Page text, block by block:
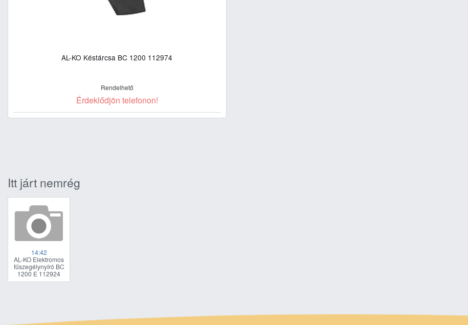
AL-KO Késtárcsa BC 1200 112974
Rendelhető
Érdeklődjön telefonon!
Itt járt nemrég
14:42
AL-KO Elektromos
fűszegélynyíró BC
1200 E 112924